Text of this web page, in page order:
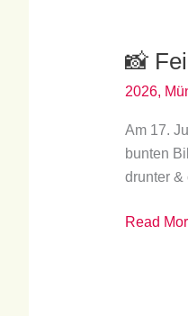
📸
2026,
Am 17.
bunten
drunter &
Finale
✨
Read